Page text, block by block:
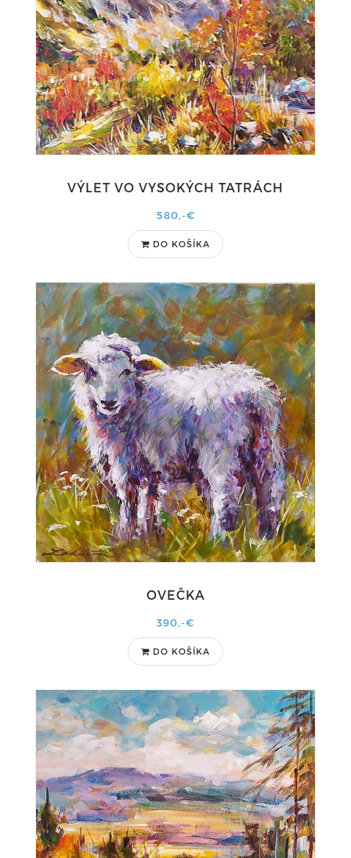
VÝLET VO VYSOKÝCH TATRÁCH
580,-€
DO KOŠÍKA
OVEČKA
390,-€
DO KOŠÍKA